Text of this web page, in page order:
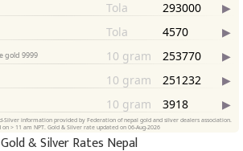
Gold & Silver Rates Nepal